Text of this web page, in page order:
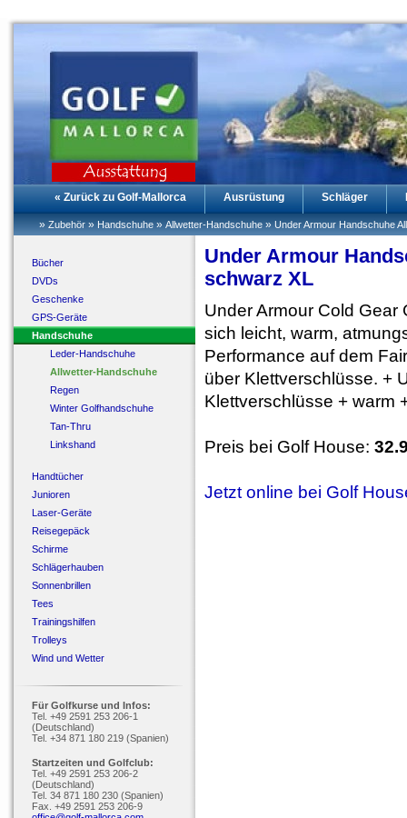
« Zurück zu Golf-Mallorca Ausrüstung Schläger
» Zubehör » Handschuhe » Allwetter-Handschuhe » Under Armour Handschuhe
Bücher
DVDs
Geschenke
GPS-Geräte
Handschuhe
Leder-Handschuhe
Allwetter-Handschuhe
Regen
Winter Golfhandschuhe
Tan-Thru
Linkshand
Handtücher
Junioren
Laser-Geräte
Reisegepäck
Schirme
Schlägerhauben
Sonnenbrillen
Tees
Trainingshilfen
Trolleys
Wind und Wetter
Für Golfkurse und Infos:
Tel. +49 2591 253 206-1
(Deutschland)
Tel. +34 871 180 219 (Spanien)
Startzeiten und Golfclub:
Tel. +49 2591 253 206-2
(Deutschland)
Tel. 34 871 180 230 (Spanien)
Fax. +49 2591 253 206-9
Under Armour
schwarz XL
Under Armour Cold
sich leicht, warm,
Performance auf dem
über Klettverschlüsse. +
Klettverschlüsse + warm
Preis bei Golf House:
Jetzt online bei Golf